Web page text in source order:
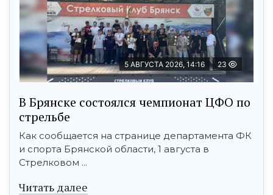
5 АВГУСТА 2026, 14:16 23
В Брянске состоялся чемпионат ЦФО по
стрельбе
Как сообщается на странице департамента ФК
и спорта Брянской области, 1 августа в
Стрелковом ...
Читать далее